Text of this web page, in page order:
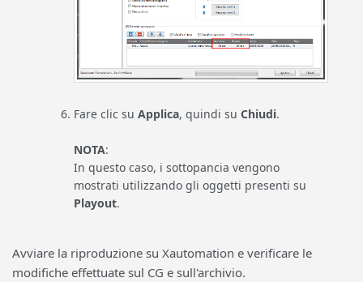
Fare clic su Applica, quindi su Chiudi.
NOTA:
In questo caso, i sottopancia vengono
mostrati utilizzando gli oggetti presenti su
Playout.
Avviare la riproduzione su Xautomation e verificare le
modifiche effettuate sul CG e sull'archivio.